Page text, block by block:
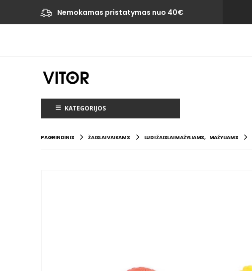
Nemokamas pristatymas nuo 40€
KATEGORIJOS
PAGRINDINIS ŽAISLAI VAIKAMS LUDI ŽAISLAI MAŽYLIAMS, MAŽYLIAMS